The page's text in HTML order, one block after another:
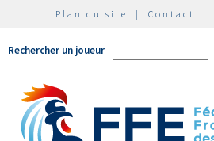
Plan du site | Contact |
Rechercher un joueur